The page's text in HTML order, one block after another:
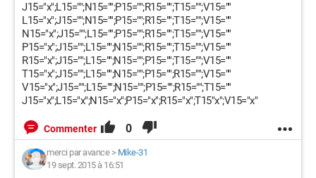
J15="x";L15="";N15="";P15="";R15="";T15="";V15=""
L15="x";J15="";N15="";P15="";R15="";T15="";V15=""
N15="x";J15="";L15="";P15="";R15="";T15="";V15=""
P15="x";J15="";L15="";N15="";R15="";T15="";V15=""
R15="x";J15="";L15="";N15="";P15="";T15="";V15=""
T15="x";J15="";L15="";N15="";P15="";R15="";V15=""
V15="x";J15="";L15="";N15="";P15="";R15="";T15=""
J15="x";L15="x";N15="x";P15="x";R15="x";T15"x";V15="x"
Commenter 0
merci par avance> Mike-31
19 sept. 2015 à 16:51